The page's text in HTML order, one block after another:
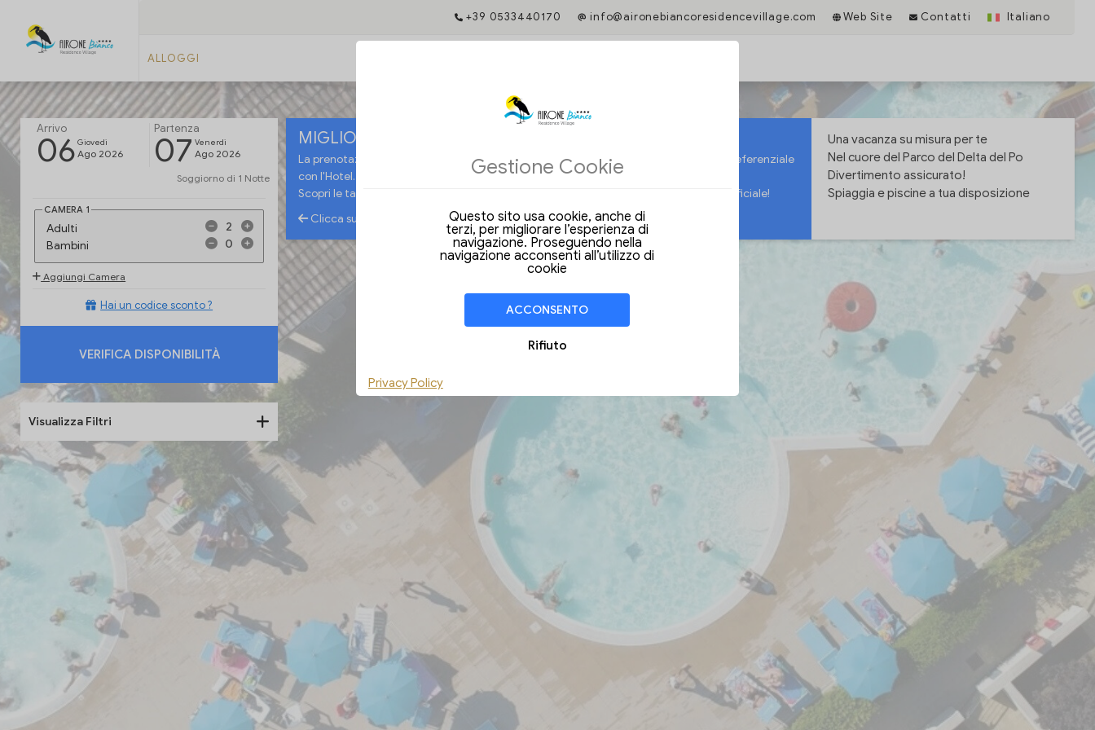
+39 0533440170 info@aironebiancoresidencevillage.com Web Site Contatti Italiano
ALLOGGI
Arrivo
06 Giovedi
Ago 2026
Partenza
07 Venerdi
Ago 2026
Soggiorno di 1 Notte
CAMERA 1
Adulti
Bambini
Aggiungi Camera
Hai un codice sconto ?
VERIFICA DISPONIBILITÀ
Visualizza Filtri
MIGLIORE TARIFFA GARANTITA
La prenotazione diretta ti dà accesso a servizi esclusivi e ti garantisce un rapporto preferenziale
con l'Hotel.
Scopri le tariffe uniche e i vantaggi esclusivi nella prenotazione dal nostro sito web ufficiale!
Clicca sulle date per iniziare
Una vacanza su misura per te
Nel cuore del Parco del Delta del Po
Divertimento assicurato!
Spiaggia e piscine a tua disposizione
Gestione Cookie
Questo sito usa cookie, anche di
terzi, per migliorare l’esperienza di
navigazione. Proseguendo nella
navigazione acconsenti all’utilizzo di
cookie
ACCONSENTO
Rifiuto
Privacy Policy